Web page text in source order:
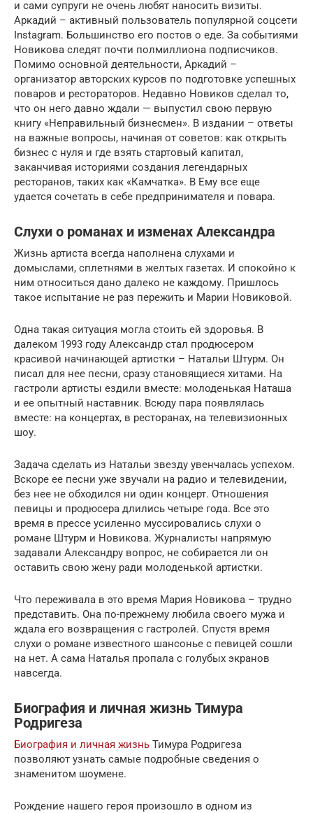
и сами супруги не очень любят наносить визиты.
Аркадий – активный пользователь популярной соцсети
Instagram. Большинство его постов о еде. За событиями
Новикова следят почти полмиллиона подписчиков.
Помимо основной деятельности, Аркадий –
организатор авторских курсов по подготовке успешных
поваров и рестораторов. Недавно Новиков сделал то,
что он него давно ждали — выпустил свою первую
книгу «Неправильный бизнесмен». В издании – ответы
на важные вопросы, начиная от советов: как открыть
бизнес с нуля и где взять стартовый капитал,
заканчивая историями создания легендарных
ресторанов, таких как «Камчатка». В Ему все еще
удается сочетать в себе предпринимателя и повара.
Слухи о романах и изменах Александра
Жизнь артиста всегда наполнена слухами и
домыслами, сплетнями в желтых газетах. И спокойно к
ним относиться дано далеко не каждому. Пришлось
такое испытание не раз пережить и Марии Новиковой.
Одна такая ситуация могла стоить ей здоровья. В
далеком 1993 году Александр стал продюсером
красивой начинающей артистки – Натальи Штурм. Он
писал для нее песни, сразу становящиеся хитами. На
гастроли артисты ездили вместе: молоденькая Наташа
и ее опытный наставник. Всюду пара появлялась
вместе: на концертах, в ресторанах, на телевизионных
шоу.
Задача сделать из Натальи звезду увенчалась успехом.
Вскоре ее песни уже звучали на радио и телевидении,
без нее не обходился ни один концерт. Отношения
певицы и продюсера длились четыре года. Все это
время в прессе усиленно муссировались слухи о
романе Штурм и Новикова. Журналисты напрямую
задавали Александру вопрос, не собирается ли он
оставить свою жену ради молоденькой артистки.
Что переживала в это время Мария Новикова – трудно
представить. Она по-прежнему любила своего мужа и
ждала его возвращения с гастролей. Спустя время
слухи о романе известного шансонье с певицей сошли
на нет. А сама Наталья пропала с голубых экранов
навсегда.
Биография и личная жизнь Тимура
Родригеза
Биография и личная жизнь Тимура Родригеза
позволяют узнать самые подробные сведения о
знаменитом шоумене.
Рождение нашего героя произошло в одном из